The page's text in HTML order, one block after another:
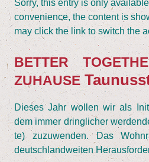
Sor­ry, this ent­ry is only
con­ve­ni­ence, the con­tent is
may click the link to switch the
BETTER
ZUHAUSE
Die­ses Jahr wol­len wir als
dem immer dring­li­cher
te) zuzu­wen­den. Das
deutsch­land­wei­ten